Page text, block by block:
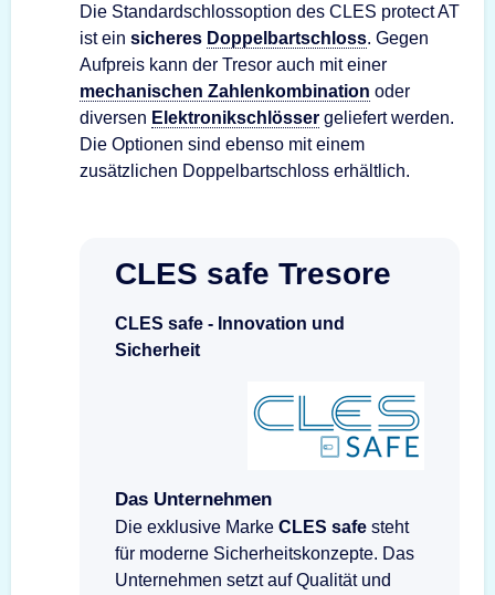
Die Standardschlossoption des CLES protect AT
ist ein sicheres Doppelbartschloss. Gegen
Aufpreis kann der Tresor auch mit einer
mechanischen Zahlenkombination oder
diversen Elektronikschlösser geliefert werden.
Die Optionen sind ebenso mit einem
zusätzlichen Doppelbartschloss erhältlich.
CLES safe Tresore
CLES safe - Innovation und
Sicherheit
Das Unternehmen
Die exklusive Marke CLES safe steht
für moderne Sicherheitskonzepte. Das
Unternehmen setzt auf Qualität und